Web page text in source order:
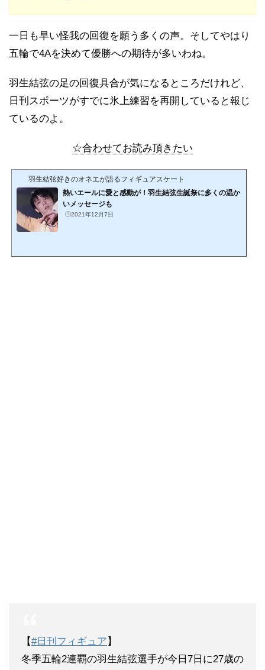
一日も早い怪我の回復を願う多くの声。そしてやはり
五輪で4Aを決めて優勝への期待が多いわね。
羽生結弦の足の回復具合が気になるところだけれど、
日刊スポーツがすでに氷上練習を再開していると報じ
ているのよ。
☆合わせてお読み頂きたい
羽生結弦好きのオネエが語るフィギュアスケート
熱いエールに愛と感動が！羽生結弦生誕祭に多くの温か
いメッセージも
2021年12月7日
【#日刊フィギュア 】
冬季五輪2連覇の羽生結弦選手が今日7日に27歳の